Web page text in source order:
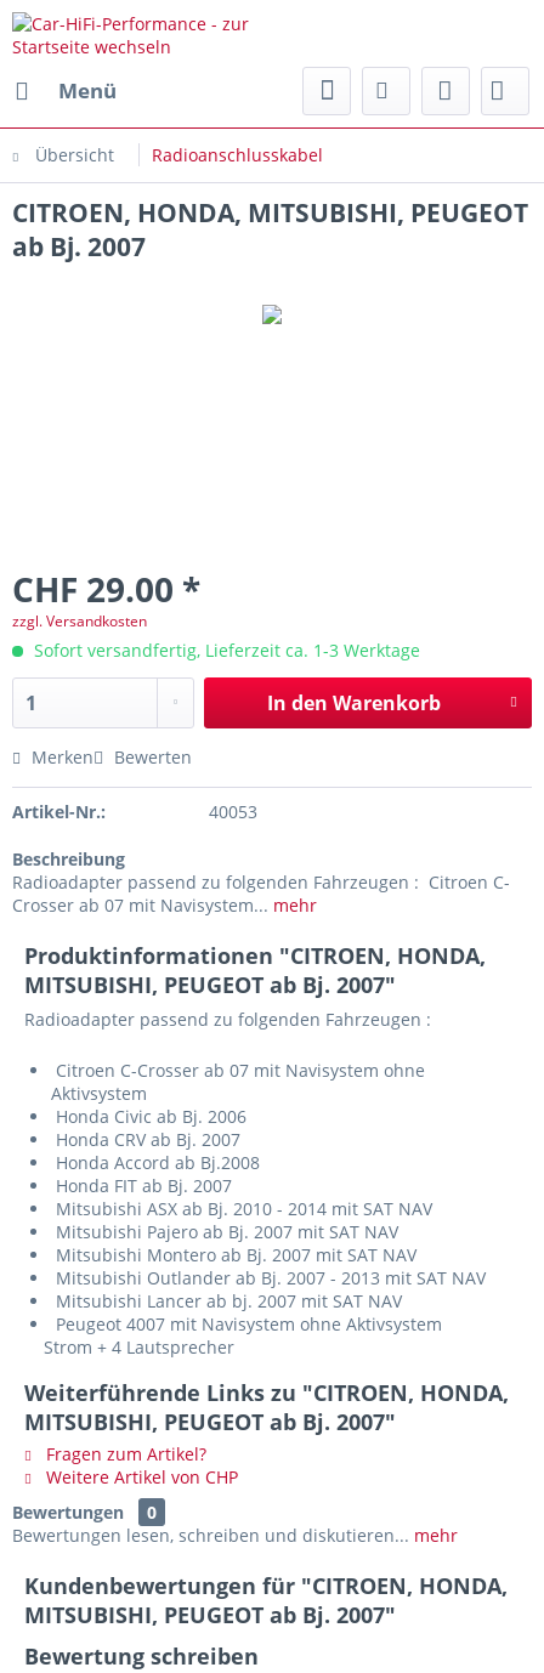
Menü
Übersicht Radioanschlusskabel
CITROEN, HONDA, MITSUBISHI, PEUGEOT
ab Bj. 2007
CHF 29.00 *
zzgl. Versandkosten
Sofort versandfertig, Lieferzeit ca. 1-3 Werktage
In den Warenkorb
Merken Bewerten
Artikel-Nr.: 40053
Beschreibung
Radioadapter passend zu folgenden Fahrzeugen : Citroen C-
Crosser ab 07 mit Navisystem... mehr
Produktinformationen "CITROEN, HONDA,
MITSUBISHI, PEUGEOT ab Bj. 2007"
Radioadapter passend zu folgenden Fahrzeugen :
Citroen C-Crosser ab 07 mit Navisystem ohne
Aktivsystem
Honda Civic ab Bj. 2006
Honda CRV ab Bj. 2007
Honda Accord ab Bj.2008
Honda FIT ab Bj. 2007
Mitsubishi ASX ab Bj. 2010 - 2014 mit SAT NAV
Mitsubishi Pajero ab Bj. 2007 mit SAT NAV
Mitsubishi Montero ab Bj. 2007 mit SAT NAV
Mitsubishi Outlander ab Bj. 2007 - 2013 mit SAT NAV
Mitsubishi Lancer ab bj. 2007 mit SAT NAV
Peugeot 4007 mit Navisystem ohne Aktivsystem
Strom + 4 Lautsprecher
Weiterführende Links zu "CITROEN, HONDA,
MITSUBISHI, PEUGEOT ab Bj. 2007"
Fragen zum Artikel?
Weitere Artikel von CHP
Bewertungen
0
Bewertungen lesen, schreiben und diskutieren... mehr
Kundenbewertungen für "CITROEN, HONDA,
MITSUBISHI, PEUGEOT ab Bj. 2007"
Bewertung schreiben